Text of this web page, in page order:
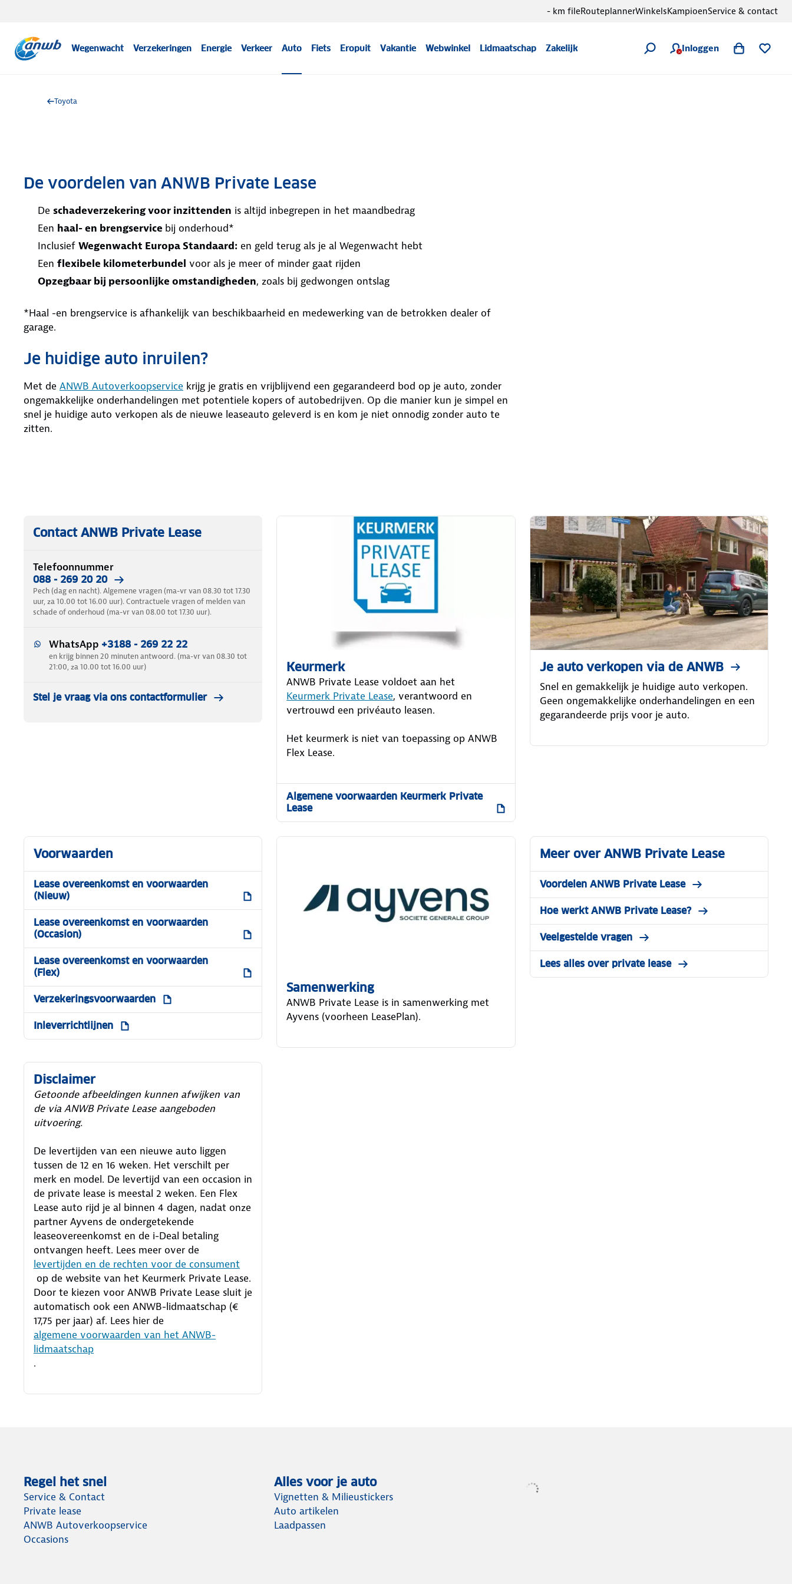
Wegenwacht Verzekeringen Energie Verkeer Auto Fiets Eropuit Vakantie Webwinkel Lidmaatschap Zakelijk Inloggen
- km fileRouteplannerWinkelsKampioenService & contact
Toyota
De voordelen van ANWB Private Lease
De schadeverzekering voor inzittenden is altijd inbegrepen in het maandbedrag
Een haal- en brengservice bij onderhoud*
Inclusief Wegenwacht Europa Standaard: en geld terug als je al Wegenwacht hebt
Een flexibele kilometerbundel voor als je meer of minder gaat rijden
Opzegbaar bij persoonlijke omstandigheden, zoals bij gedwongen ontslag
*Haal -en brengservice is afhankelijk van beschikbaarheid en medewerking van de betrokken dealer of
garage.
Je huidige auto inruilen?
Met de ANWB Autoverkoopservice krijg je gratis en vrijblijvend een gegarandeerd bod op je auto, zonder
ongemakkelijke onderhandelingen met potentiele kopers of autobedrijven. Op die manier kun je simpel en
snel je huidige auto verkopen als de nieuwe leaseauto geleverd is en kom je niet onnodig zonder auto te
zitten.
Contact ANWB Private Lease
Telefoonnummer
088 - 269 20 20
Pech (dag en nacht). Algemene vragen (ma-vr van 08.30 tot 17.30
uur, za 10.00 tot 16.00 uur). Contractuele vragen of melden van
schade of onderhoud (ma-vr van 08.00 tot 17.30 uur).
WhatsApp +3188 - 269 22 22
en krijg binnen 20 minuten antwoord. (ma-vr van 08.30 tot
21:00, za 10.00 tot 16.00 uur)
Stel je vraag via ons contactformulier
Keurmerk
ANWB Private Lease voldoet aan het
Keurmerk Private Lease, verantwoord en
vertrouwd een privéauto leasen.
Het keurmerk is niet van toepassing op ANWB
Flex Lease.
Algemene voorwaarden Keurmerk Private
Lease
Je auto verkopen via de ANWB
Snel en gemakkelijk je huidige auto verkopen.
Geen ongemakkelijke onderhandelingen en een
gegarandeerde prijs voor je auto.
Voorwaarden
Lease overeenkomst en voorwaarden
(Nieuw)
Lease overeenkomst en voorwaarden
(Occasion)
Lease overeenkomst en voorwaarden
(Flex)
Verzekeringsvoorwaarden
Inleverrichtlijnen
Samenwerking
ANWB Private Lease is in samenwerking met
Ayvens (voorheen LeasePlan).
Meer over ANWB Private Lease
Voordelen ANWB Private Lease
Hoe werkt ANWB Private Lease?
Veelgestelde vragen
Lees alles over private lease
Disclaimer
Getoonde afbeeldingen kunnen afwijken van
de via ANWB Private Lease aangeboden
uitvoering.
De levertijden van een nieuwe auto liggen
tussen de 12 en 16 weken. Het verschilt per
merk en model. De levertijd van een occasion in
de private lease is meestal 2 weken. Een Flex
Lease auto rijd je al binnen 4 dagen, nadat onze
partner Ayvens de ondergetekende
leaseovereenkomst en de i-Deal betaling
ontvangen heeft. Lees meer over de
levertijden en de rechten voor de consument
op de website van het Keurmerk Private Lease.
Door te kiezen voor ANWB Private Lease sluit je
automatisch ook een ANWB-lidmaatschap (€
17,75 per jaar) af. Lees hier de
algemene voorwaarden van het ANWB-
lidmaatschap
.
Regel het snel
Service & Contact
Private lease
ANWB Autoverkoopservice
Occasions
Alles voor je auto
Vignetten & Milieustickers
Auto artikelen
Laadpassen